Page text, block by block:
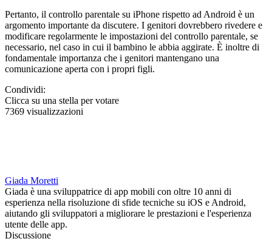
Pertanto, il controllo parentale su iPhone rispetto ad Android è un
argomento importante da discutere. I genitori dovrebbero rivedere e
modificare regolarmente le impostazioni del controllo parentale, se
necessario, nel caso in cui il bambino le abbia aggirate. È inoltre di
fondamentale importanza che i genitori mantengano una
comunicazione aperta con i propri figli.
Condividi:
Clicca su una stella per votare
7369 visualizzazioni
Giada Moretti
Giada è una sviluppatrice di app mobili con oltre 10 anni di
esperienza nella risoluzione di sfide tecniche su iOS e Android,
aiutando gli sviluppatori a migliorare le prestazioni e l'esperienza
utente delle app.
Discussione